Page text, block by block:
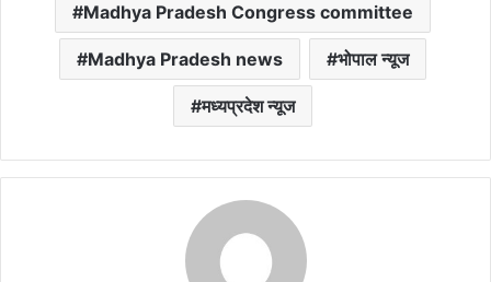
Madhya Pradesh Congress committee
Madhya Pradesh news भोपाल न्यूज
मध्यप्रदेश न्यूज